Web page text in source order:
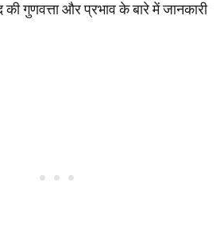
गुणवत्ता और प्रभाव के बारे में जानकारी